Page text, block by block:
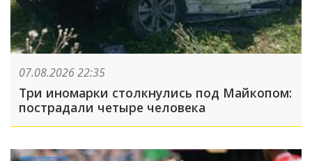
07.08.2026 22:35
Три иномарки столкнулись под Майкопом:
пострадали четыре человека